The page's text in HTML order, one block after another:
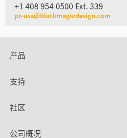
+1 408 954 0500 Ext. 339
pr-usa@blackmagicdesign.com
产品
DaVinci Resolve和Fusion软件
Ultimatte
采集和输出
支持
支持中心
社区
公司概况